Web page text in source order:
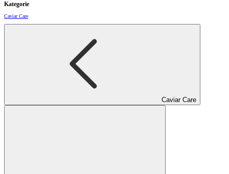
Kategorie
Caviar Care
Caviar Care